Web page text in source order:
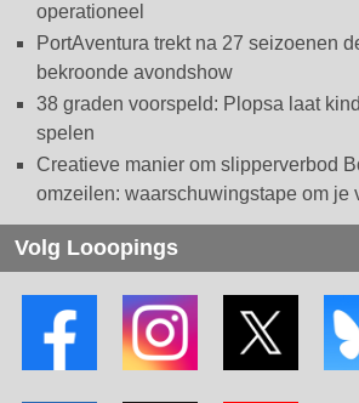
operationeel
PortAventura trekt na 27 seizoenen
bekroonde avondshow
38 graden voorspeld: Plopsa laat
spelen
Creatieve manier om slipperverbod
omzeilen: waarschuwingstape om je
Volg Looopings